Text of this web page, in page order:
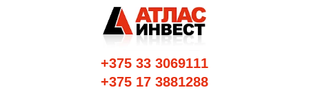
+375 33 3069111
+375 17 3881288